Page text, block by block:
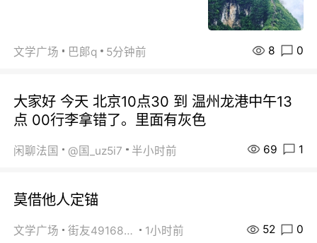
文学广场 巴郞q 5分钟前 8 0
大家好 今天 北京10点30 到 温州龙港中午13
点 00行李拿错了。里面有灰色
闲聊法国 @国_uz5i7 半小时前 69 1
莫借他人定锚
文学广场 街友49168527 1小时前 52 0